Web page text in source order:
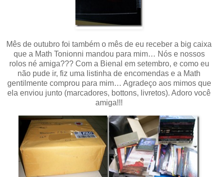
Mês de outubro foi também o mês de eu receber a big caixa
que a Math Tonionni mandou para mim… Nós e nossos
rolos né amiga??? Com a Bienal em setembro, e como eu
não pude ir, fiz uma listinha de encomendas e a Math
gentilmente comprou para mim… Agradeço aos mimos que
ela enviou junto (marcadores, bottons, livretos). Adoro você
amiga!!!